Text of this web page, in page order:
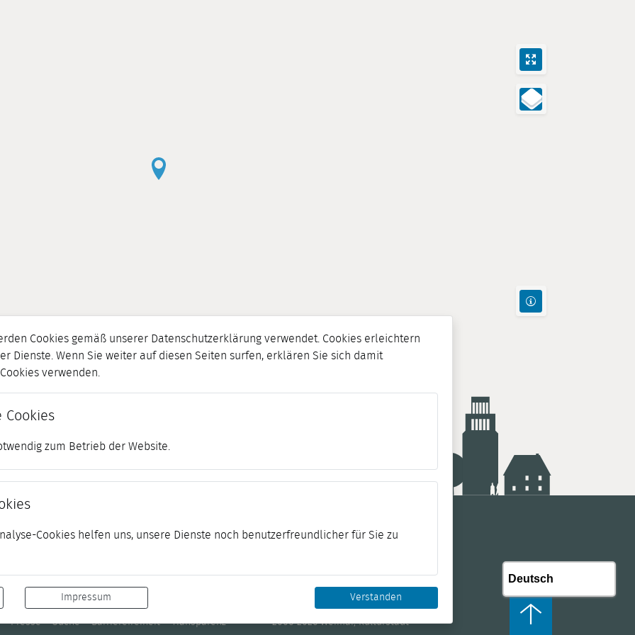
Cookies gemäß unserer Datenschutzerklärung verwendet. Cookies erleichtern
Dienste. Wenn Sie weiter auf diesen Seiten surfen, erklären Sie sich damit
verwenden.
Cookies
zum Betrieb der Website.
Cookies helfen uns, unsere Dienste noch benutzerfreundlicher für Sie zu
Impressum Verstanden
Presse Suche Barrierefreiheit Transparenz © 2006-2026 Weimar, Kulturstadt